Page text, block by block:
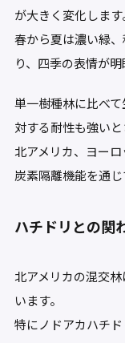
が大きく変化します
春から夏は濃い緑
り、四季の表情が明
単一樹種林に比べ
対する耐性も強いと
北アメリカ、ヨーロ
炭素隔離機能を通
ハチドリとの関
北アメリカの混交
います。
特にノドアカハチ